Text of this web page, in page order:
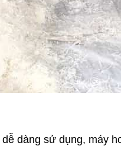
dàng sử dụng, máy